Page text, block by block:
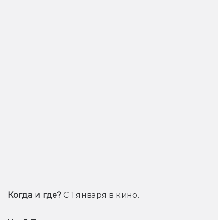
Когда и где? С 1 января в кино.